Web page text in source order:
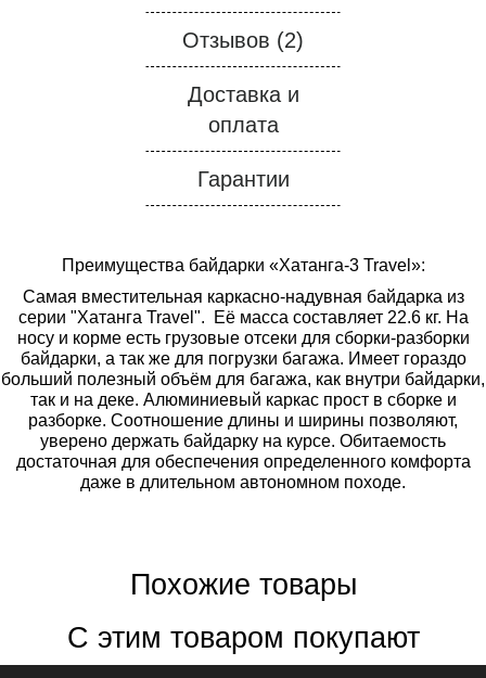
Отзывов (2)
Доставка и
оплата
Гарантии
Преимущества байдарки «Хатанга-3 Travel»:
Самая вместительная каркасно-надувная байдарка из
серии "Хатанга Travel". Её масса составляет 22.6 кг. На
носу и корме есть грузовые отсеки для сборки-разборки
байдарки, а так же для погрузки багажа. Имеет гораздо
больший полезный объём для багажа, как внутри байдарки,
так и на деке. Алюминиевый каркас прост в сборке и
разборке. Соотношение длины и ширины позволяют,
уверено держать байдарку на курсе. Обитаемость
достаточная для обеспечения определенного комфорта
даже в длительном автономном походе.
Похожие товары
С этим товаром покупают